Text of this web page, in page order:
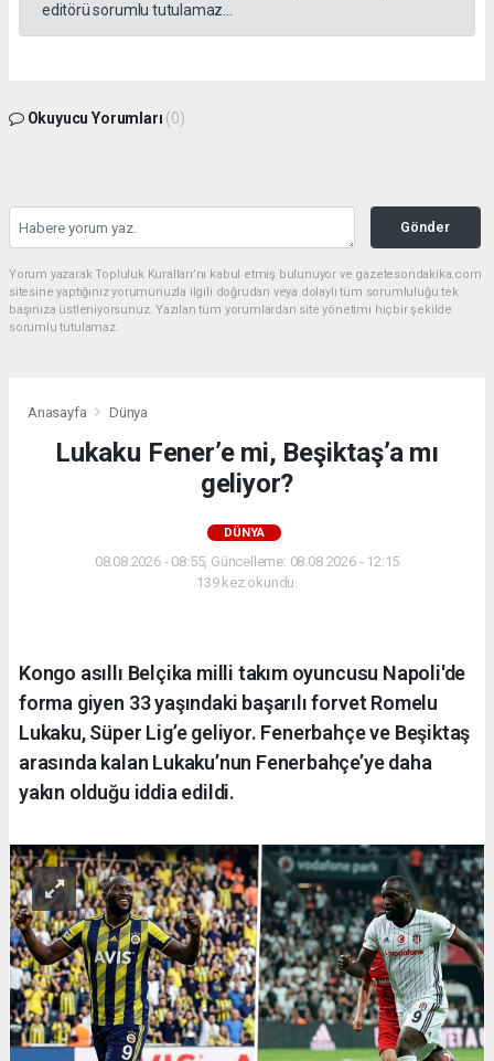
editörü sorumlu tutulamaz...
Okuyucu Yorumları (0)
Gönder
Yorum yazarak Topluluk Kuralları’nı kabul etmiş bulunuyor ve gazetesondakika.com
sitesine yaptığınız yorumunuzla ilgili doğrudan veya dolaylı tüm sorumluluğu tek
başınıza üstleniyorsunuz. Yazılan tüm yorumlardan site yönetimi hiçbir şekilde
sorumlu tutulamaz.
Anasayfa Dünya
Lukaku Fener’e mi, Beşiktaş’a mı
geliyor?
DÜNYA
08.08.2026 - 08:55, Güncelleme: 08.08.2026 - 12:15
139 kez okundu.
Kongo asıllı Belçika milli takım oyuncusu Napoli'de
forma giyen 33 yaşındaki başarılı forvet Romelu
Lukaku, Süper Lig’e geliyor. Fenerbahçe ve Beşiktaş
arasında kalan Lukaku’nun Fenerbahçe’ye daha
yakın olduğu iddia edildi.